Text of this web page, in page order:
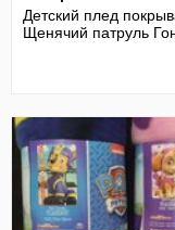
Детский плед
Щенячий патруль